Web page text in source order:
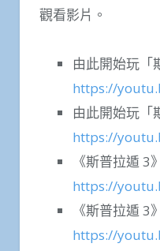
觀看影片。
由此開始玩「
https://
由此開始玩「
https://
《斯普拉遁 3
https://
《斯普拉遁 3
https://